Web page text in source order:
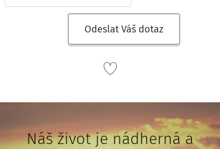
Odeslat Váš dotaz
Náš život je nádherná a